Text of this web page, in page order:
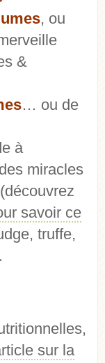
, ou
&
… ou de
à
miracles
(découvrez
savoir ce
truffe,
sur la